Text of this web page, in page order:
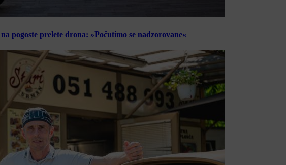
pogoste prelete drona: »Počutimo se nadzorovane«